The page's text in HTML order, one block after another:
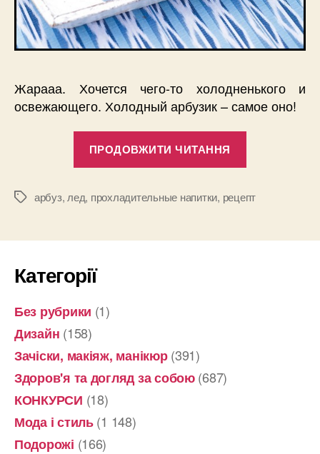
Жарааа. Хочется чего-то холодненького и
освежающего. Холодный арбузик – самое оно!
ПРОДОВЖИТИ ЧИТАННЯ
Позначки
арбуз, лед, прохладительные напитки, рецепт
Категорії
Без рубрики (1)
Дизайн (158)
Зачіски, макіяж, манікюр(391)
Здоров'я та догляд за собою(687)
КОНКУРСИ (18)
Мода і стиль(1 148)
Подорожі (166)